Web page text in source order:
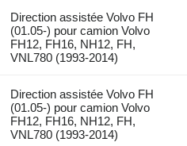
Direction assistée Volvo FH
(01.05-) pour camion Volvo
FH12, FH16, NH12, FH,
VNL780 (1993-2014)
Direction assistée Volvo FH
(01.05-) pour camion Volvo
FH12, FH16, NH12, FH,
VNL780 (1993-2014)